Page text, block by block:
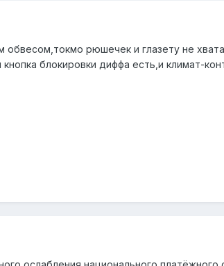
обвесом,токмо рюшечек и глазету не
блокировки диффа есть,и климат-